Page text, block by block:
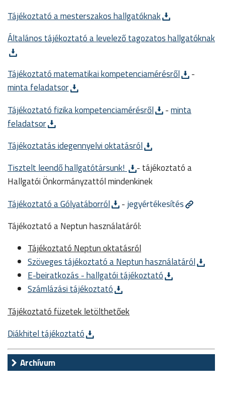
Tájékoztató a mesterszakos hallgatóknak
Általános tájékoztató a levelező tagozatos hallgatóknak
Tájékoztató matematikai kompetenciamérésről
-
minta feladatsor
Tájékoztató fizika kompetenciamérésről
-minta
feladatsor
Tájékoztatás idegennyelvi oktatásról
Tisztelt leendő hallgatótársunk!
- tájékoztató a
Hallgatói Önkormányzattól mindenkinek
Tájékoztató a Gólyatáborról
- jegyértékesítés
Tájékoztató a Neptun használatáról:
Tájékoztató Neptun oktatásról
Szöveges tájékoztató a Neptun használatáról
E-beiratkozás - hallgatói tájékoztató
Számlázási tájékoztató
Tájékoztató füzetek letölthetőek
Diákhitel tájékoztató
Archívum